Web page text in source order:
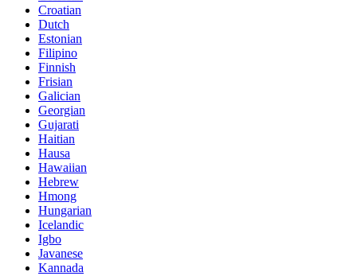
Croatian
Dutch
Estonian
Filipino
Finnish
Frisian
Galician
Georgian
Gujarati
Haitian
Hausa
Hawaiian
Hebrew
Hmong
Hungarian
Icelandic
Igbo
Javanese
Kannada